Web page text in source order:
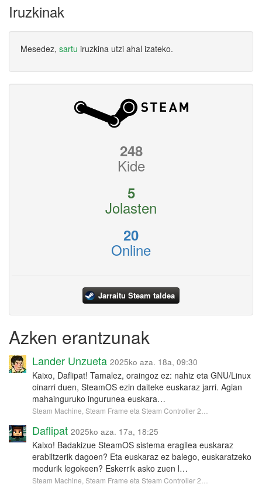
Iruzkinak
Mesedez, sartu iruzkina utzi ahal izateko.
248
Kide
5
Jolasten
20
Online
Jarraitu Steam taldea
Azken erantzunak
Lander Unzueta 2025ko aza. 18a, 09:30
Kaixo, Daflipat! Tamalez, oraingoz ez: nahiz eta GNU/Linux
oinarri duen, SteamOS ezin daiteke euskaraz jarri. Agian
mahainguruko ingurunea euskara…
Steam Machine, Steam Frame eta Steam Controller 2…
Daflipat 2025ko aza. 17a, 18:25
Kaixo! Badakizue SteamOS sistema eragilea euskaraz
erabiltzerik dagoen? Eta euskaraz ez balego, euskaratzeko
modurik legokeen? Eskerrik asko zuen l…
Steam Machine, Steam Frame eta Steam Controller 2…